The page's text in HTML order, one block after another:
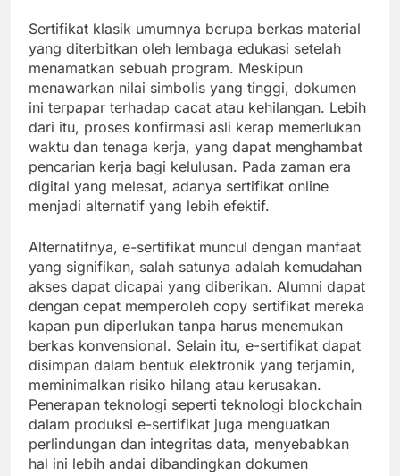
Sertifikat klasik umumnya berupa berkas material
yang diterbitkan oleh lembaga edukasi setelah
menamatkan sebuah program. Meskipun
menawarkan nilai simbolis yang tinggi, dokumen
ini terpapar terhadap cacat atau kehilangan. Lebih
dari itu, proses konfirmasi asli kerap memerlukan
waktu dan tenaga kerja, yang dapat menghambat
pencarian kerja bagi kelulusan. Pada zaman era
digital yang melesat, adanya sertifikat online
menjadi alternatif yang lebih efektif.
Alternatifnya, e-sertifikat muncul dengan manfaat
yang signifikan, salah satunya adalah kemudahan
akses dapat dicapai yang diberikan. Alumni dapat
dengan cepat memperoleh copy sertifikat mereka
kapan pun diperlukan tanpa harus menemukan
berkas konvensional. Selain itu, e-sertifikat dapat
disimpan dalam bentuk elektronik yang terjamin,
meminimalkan risiko hilang atau kerusakan.
Penerapan teknologi seperti teknologi blockchain
dalam produksi e-sertifikat juga menguatkan
perlindungan dan integritas data, menyebabkan
hal ini lebih andai dibandingkan dokumen